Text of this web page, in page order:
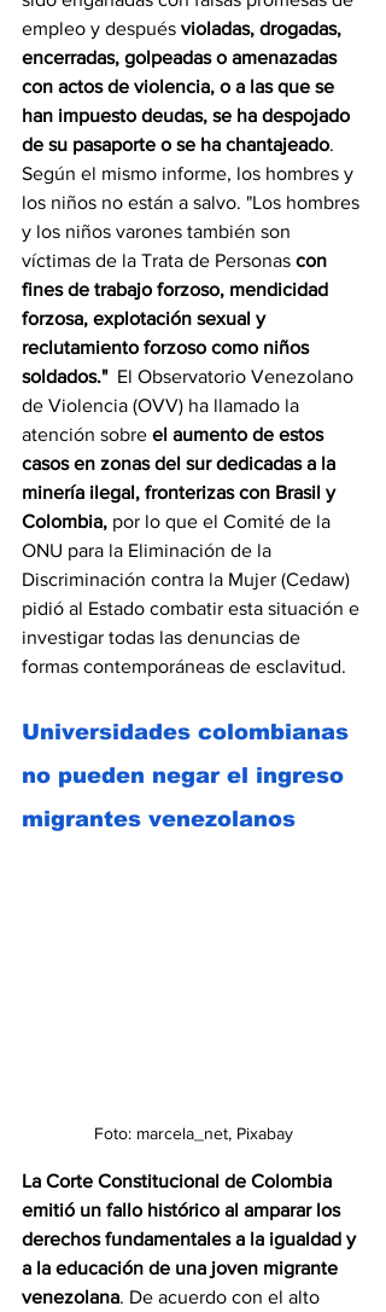
empleo y después violadas, drogadas,
encerradas, golpeadas o amenazadas
con actos de violencia, o a las que se
han impuesto deudas, se ha despojado
de su pasaporte o se ha chantajeado.
Según el mismo informe, los hombres y
los niños no están a salvo. "Los hombres
y los niños varones también son
víctimas de la Trata de Personas con
fines de trabajo forzoso, mendicidad
forzosa, explotación sexual y
reclutamiento forzoso como niños
soldados." El Observatorio Venezolano
de Violencia (OVV) ha llamado la
atención sobre el aumento de estos
casos en zonas del sur dedicadas a la
minería ilegal, fronterizas con Brasil y
Colombia, por lo que el Comité de la
ONU para la Eliminación de la
Discriminación contra la Mujer (Cedaw)
pidió al Estado combatir esta situación e
investigar todas las denuncias de
formas contemporáneas de esclavitud.
Universidades colombianas
no pueden negar el ingreso
migrantes venezolanos
Foto: marcela_net, Pixabay
La Corte Constitucional de Colombia
emitió un fallo histórico al amparar los
derechos fundamentales a la igualdad y
a la educación de una joven migrante
venezolana. De acuerdo con el alto